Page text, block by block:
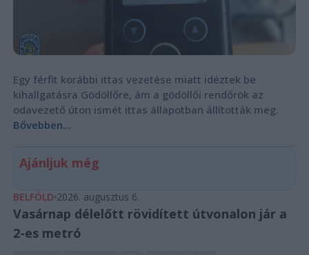
Egy férfit korábbi ittas vezetése miatt idéztek be
kihallgatásra Gödöllőre, ám a gödöllői rendőrök az
odavezető úton ismét ittas állapotban állították meg.
Bővebben...
Ajánljuk még
BELFÖLD 2026. augusztus 6.
Vasárnap délelőtt rövidített útvonalon jár a
2-es metró